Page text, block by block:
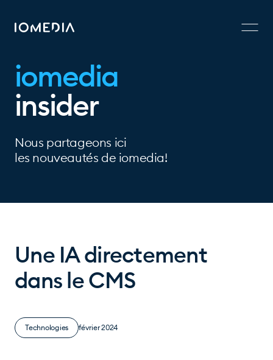
iomedia
insider
Nous partageons ici
les nouveautés de iomedia!
Une IA directement
dans le CMS
Technologies février 2024